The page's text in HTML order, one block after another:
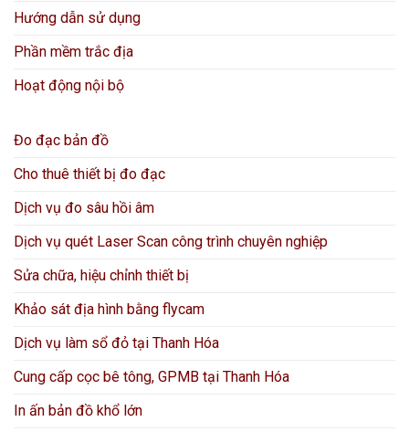
Hướng dẫn sử dụng
Phần mềm trắc địa
Hoạt động nội bộ
Đo đạc bản đồ
Cho thuê thiết bị đo đạc
Dịch vụ đo sâu hồi âm
Dịch vụ quét Laser Scan công trình chuyên nghiệp
Sửa chữa, hiệu chỉnh thiết bị
Khảo sát địa hình bằng flycam
Dịch vụ làm sổ đỏ tại Thanh Hóa
Cung cấp cọc bê tông, GPMB tại Thanh Hóa
In ấn bản đồ khổ lớn